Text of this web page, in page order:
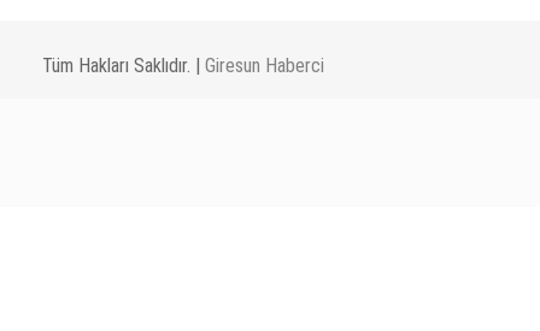
Tüm Hakları Saklıdır. | Giresun Haberci